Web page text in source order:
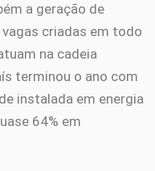
a geração de
criadas em todo
na cadeia
terminou o ano com
instalada em energia
64% em